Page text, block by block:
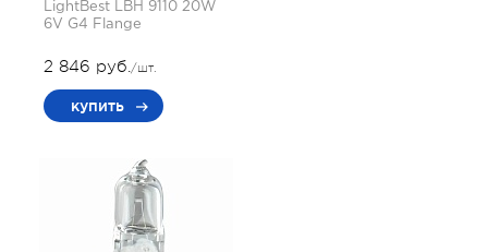
LightBest LBH 9110 20W
6V G4 Flange
2 846 руб./шт.
купить